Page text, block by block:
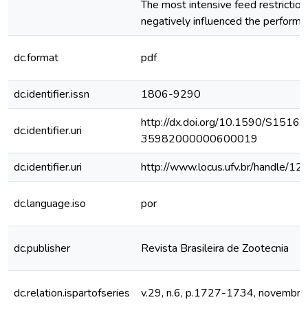
The most intensive feed
negatively influenced the
dc.format pdf
dc.identifier.issn 1806-9290
dc.identifier.uri
http://dx.doi.org/10.1590/S1516-
35982000000600019
dc.identifier.uri
http://www.locus.ufv.br/handle/
dc.language.iso por
dc.publisher Revista Brasileira de Zootecnia
dc.relation.ispartofseries v.29, n.6, p.1727-1734,